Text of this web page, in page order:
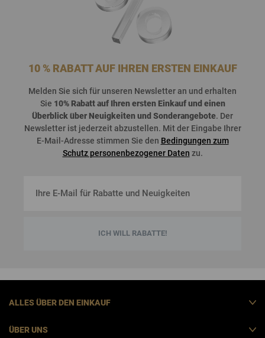
10 % RABATT AUF IHREN ERSTEN EINKAUF
Melden Sie sich für unseren Newsletter an und erhalten
Sie 10% Rabattauf Ihren ersten Einkaufund einen
Überblicküber Neuigkeiten und Sonderangebote. Der
Newsletter ist jederzeit abzustellen. Mit der Eingabe Ihrer
E-Mail-Adresse stimmen Sie den Bedingungen zum
Schutz personenbezogener Daten zu.
ICH WILL RABATTE!
ALLES ÜBER DEN EINKAUF
ÜBER UNS